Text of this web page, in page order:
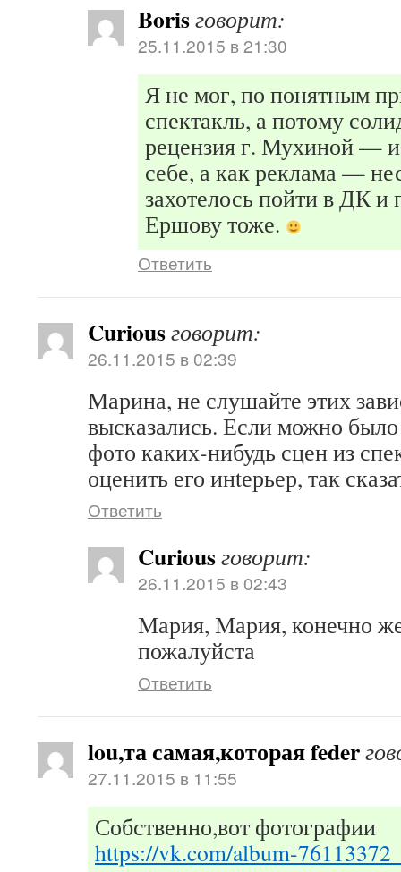
Borisговорит:
25.11.2015 в 21:30
Я не мог, по понятным
спектакль, а потому
рецензия г. Мухиной —
себе, а как реклама —
захотелось пойти в ДК и
Ершову тоже.
Ответить
Curiousговорит:
26.11.2015 в 02:39
Марина, не слушайте этих
высказались. Если можно
фото каких-нибудь сцен из
оценить его инtерьер, так
Ответить
Curiousговорит:
26.11.2015 в 02:43
Мария, Мария, конечно
пожалуйста
Ответить
lou,та самая,которая feder
27.11.2015 в 11:55
Собственно,вот фотографии
https://vk.com/album-